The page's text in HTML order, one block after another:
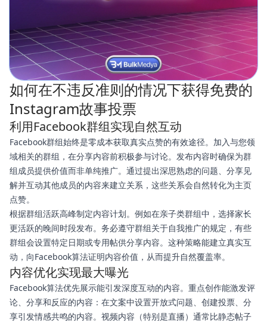
如何在不违反准则的情况下获得免费的
Instagram故事投票
利用Facebook群组实现自然互动
Facebook群组始终是零成本获取真实点赞的有效途径。加入与您领
域相关的群组，在分享内容前积极参与讨论。发布内容时确保为群
组成员提供价值而非单纯推广。通过提出深思熟虑的问题、分享见
解并互动其他成员的内容来建立关系，这些关系会自然转化为主页
点赞。
根据群组活跃高峰制定内容计划。例如在亲子类群组中，选择家长
更活跃的晚间时段发布。务必遵守群组关于自我推广的规定，有些
群组会设置特定日期或专用帖供分享内容。这种策略能建立真实互
动，向Facebook算法证明内容价值，从而提升自然覆盖率。
内容优化实现最大曝光
Facebook算法优先展示能引发深度互动的内容。重点创作能激发评
论、分享和反应的内容：在文案中设置开放式问题、创建投票、分
享引发情感共鸣的内容。视频内容（特别是直播）通常比静态帖子